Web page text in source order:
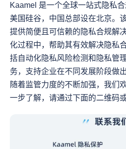
Kaamel 是一个全球一站式隐私
美国硅谷，中国总部设在北京。
提供简便且可信赖的隐私合规解
化过程中，帮助其有效解决隐私
括自动化隐私风险检测和隐私管
务，支持企业在不同发展阶段做
随着监管力度的不断加强，我们
一步了解，请通过下面的二维码